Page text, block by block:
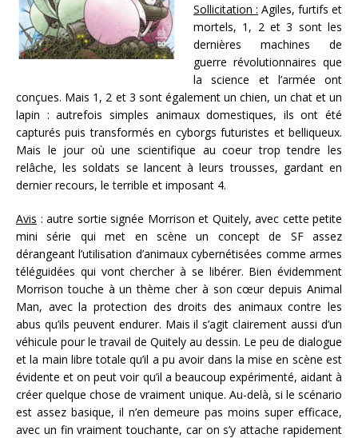
Sollicitation : Agiles, furtifs et
mortels, 1, 2 et 3 sont les
dernières machines de
guerre révolutionnaires que
la science et l’armée ont
conçues. Mais 1, 2 et 3 sont également un chien, un chat et un
lapin : autrefois simples animaux domestiques, ils ont été
capturés puis transformés en cyborgs futuristes et belliqueux.
Mais le jour où une scientifique au coeur trop tendre les
relâche, les soldats se lancent à leurs trousses, gardant en
dernier recours, le terrible et imposant 4.
Avis : autre sortie signée Morrison et Quitely, avec cette petite
mini série qui met en scène un concept de SF assez
dérangeant l’utilisation d’animaux cybernétisées comme armes
téléguidées qui vont chercher à se libérer. Bien évidemment
Morrison touche à un thème cher à son cœur depuis Animal
Man, avec la protection des droits des animaux contre les
abus qu’ils peuvent endurer. Mais il s’agit clairement aussi d’un
véhicule pour le travail de Quitely au dessin. Le peu de dialogue
et la main libre totale qu’il a pu avoir dans la mise en scène est
évidente et on peut voir qu’il a beaucoup expérimenté, aidant à
créer quelque chose de vraiment unique. Au-delà, si le scénario
est assez basique, il n’en demeure pas moins super efficace,
avec un fin vraiment touchante, car on s’y attache rapidement